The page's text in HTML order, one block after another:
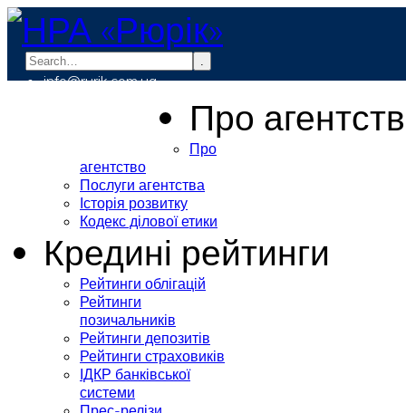
.
info@rurik.com.ua
Про
Про
агентство
Послуги агентства
Історія розвитку
Кодекс ділової етики
Кредині рейтинги
Рейтинги облігацій
Рейтинги
позичальників
Рейтинги депозитів
Рейтинги страховиків
ІДКР банківської
системи